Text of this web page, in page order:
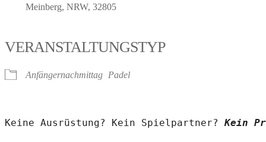
Meinberg, NRW, 32805
VERANSTALTUNGSTYP
Anfängernachmittag Padel
Keine Ausrüstung? Kein Spielpartner? Kein